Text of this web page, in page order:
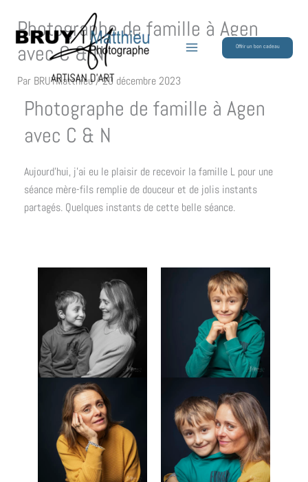
contenu
Offrir un bon cadeau
Photographe de famille à Agen
avec C & N
Par BRUYMatthieu/20 décembre 2023
Photographe de famille à Agen
avec C & N
Aujourd’hui, j’ai eu le plaisir de recevoir la famille L pour une
séance mère-fils remplie de douceur et de jolis instants
partagés. Quelques instants de cette belle séance.